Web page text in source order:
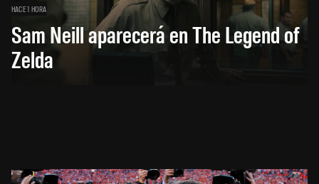
HACE 1 HORA
Sam Neill aparecerá en The Legend of
Zelda